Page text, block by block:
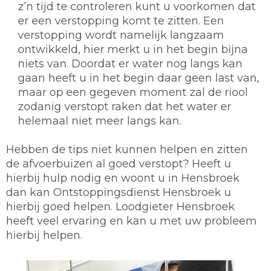
z’n tijd te controleren kunt u voorkomen dat
er een verstopping komt te zitten. Een
verstopping wordt namelijk langzaam
ontwikkeld, hier merkt u in het begin bijna
niets van. Doordat er water nog langs kan
gaan heeft u in het begin daar geen last van,
maar op een gegeven moment zal de riool
zodanig verstopt raken dat het water er
helemaal niet meer langs kan.
Hebben de tips niet kunnen helpen en zitten
de afvoerbuizen al goed verstopt? Heeft u
hierbij hulp nodig en woont u in Hensbroek
dan kan Ontstoppingsdienst Hensbroek u
hierbij goed helpen. Loodgieter Hensbroek
heeft veel ervaring en kan u met uw probleem
hierbij helpen.